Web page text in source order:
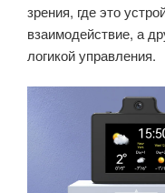
зрения, где это
взаимодействие, а
логикой управления.